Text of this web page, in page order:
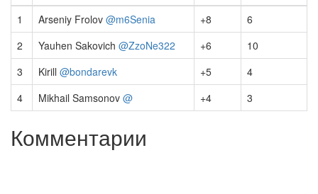
1
Arseniy Frolov @m6Senia +8
6
2
Yauhen Sakovich @ZzoNe322 +6
10
3
Kirill @bondarevk +5
4
4
Mikhail Samsonov @ +4 3
Комментарии